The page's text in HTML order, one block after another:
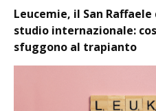
Leucemie, il San
studio internazionale:
sfuggono al trapianto